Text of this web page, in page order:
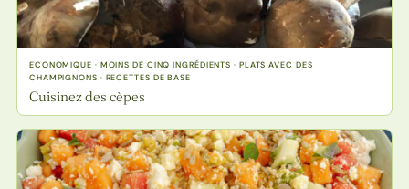
ECONOMIQUE · MOINS DE CINQ INGRÉDIENTS · PLATS AVEC DES
CHAMPIGNONS · RECETTES DE BASE
Cuisinez des cèpes